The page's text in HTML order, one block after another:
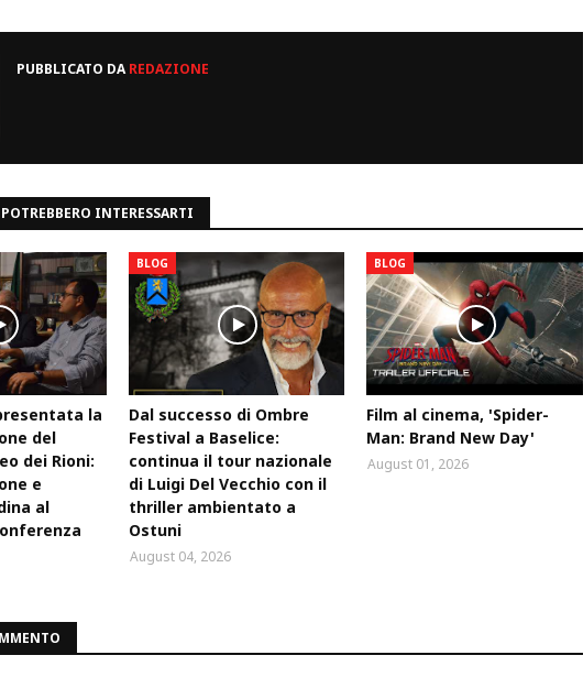
PUBBLICATO DAREDAZIONE
INTERESSARTI
la
del
dei Rioni:
e
al
BLOG
Dal successo di Ombre
Festival a Baselice:
continua il tour nazionale
di Luigi Del Vecchio con il
thriller ambientato a
Ostuni
August 04, 2026
BLOG
Film al cinema, 'Spider-
Man: Brand New Day'
August 01, 2026